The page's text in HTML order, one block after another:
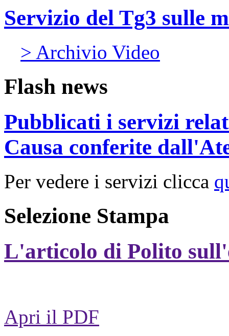
Servizio del Tg3 sulle
> Archivio Video
Flash news
Pubblicati i servizi
Causa conferite
Per vedere i servizi clicca
Selezione Stampa
L'articolo di Polito
Apri il PDF